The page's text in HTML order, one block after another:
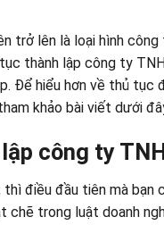
trở lên là loại hình
thành lập công ty
Để hiểu hơn về thủ tục
khảo bài viết dưới
công ty
điều đầu tiên mà bạn
trong luật doanh